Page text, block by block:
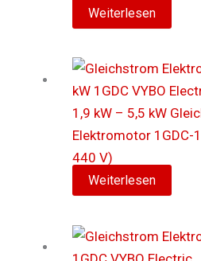
Weiterlesen
1,9 kW – 5,5 kW
Elektromotor
440 V)
Weiterlesen